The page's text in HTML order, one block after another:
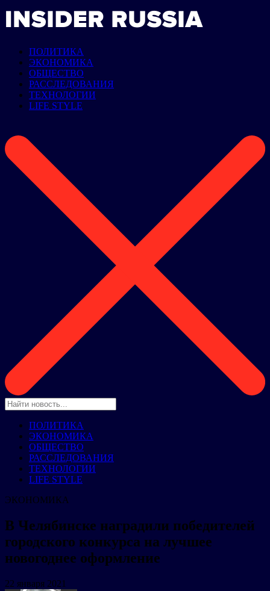
ПОЛИТИКА
ЭКОНОМИКА
ОБЩЕСТВО
РАССЛЕДОВАНИЯ
ТЕХНОЛОГИИ
LIFE STYLE
ПОЛИТИКА
ЭКОНОМИКА
ОБЩЕСТВО
РАССЛЕДОВАНИЯ
ТЕХНОЛОГИИ
LIFE STYLE
ЭКОНОМИКА
В Челябинске наградили победителей
городского конкурса на лучшее
новогоднее оформление
22 января 2021